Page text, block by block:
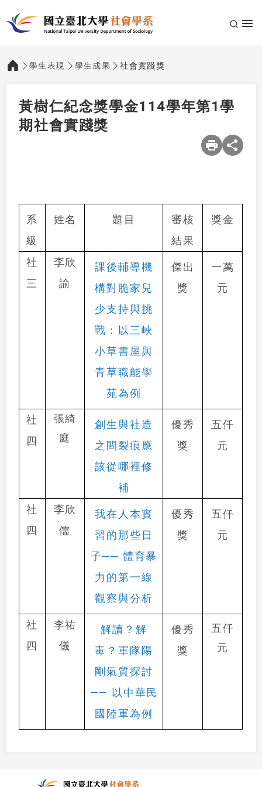
::: 學生表現 學生成果 社會實踐獎
黃樹仁紀念獎學金114學年第1學
期社會實踐獎
系
級
姓名 題目
審核
結果
獎金
社
三
李欣
諭
課後輔導機
構對脆家兒
少支持與挑
戰：以三峽
小草書屋與
青草職能學
苑為例
傑出
獎
一萬
元
社
四
張綺
庭
創生與社造
之間裂痕應
該從哪裡修
補
優秀
獎
五仟
元
社
四
李欣
儒
我在人本實
習的那些日
子── 體育暴
力的第一線
觀察與分析
優秀
獎
五仟
元
社
四
李祐
儀
解讀？解
毒？軍隊陽
剛氣質探討
—— 以中華民
國陸軍為例
優秀
獎
五仟
元